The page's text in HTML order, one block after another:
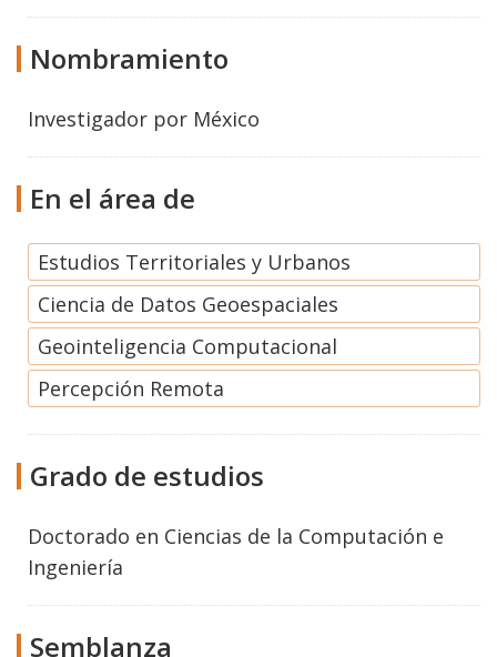
Nombramiento
Investigador por México
En el área de
Estudios Territoriales y Urbanos
Ciencia de Datos Geoespaciales
Geointeligencia Computacional
Percepción Remota
Grado de estudios
Doctorado en Ciencias de la Computación e
Ingeniería
Semblanza